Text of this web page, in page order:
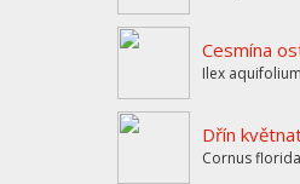
Cesmína
Ilex
Dřín
Cornus florida